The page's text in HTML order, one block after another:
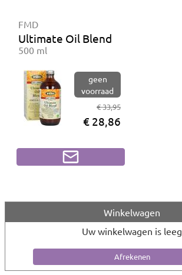
FMD
Ultimate Oil Blend BIO
500 ml
geen
voorraad
€ 33,95
€ 28,86
Winkelwagen
Uw winkelwagen is leeg